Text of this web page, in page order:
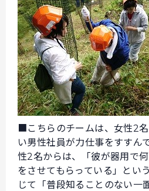
■こちらのチームは、女性2
い男性社員が力仕事をすすん
性2名からは、「彼が器用で
をさせてもらっている」とい
じて「普段知ることのない一